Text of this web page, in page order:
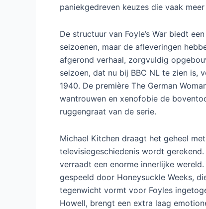
paniekgedreven keuzes die vaak
De structuur van Foyle’s War biedt
seizoenen, maar de afleveringen
afgerond verhaal, zorgvuldig
seizoen, dat nu bij BBC NL te zien is,
1940. De première The German
wantrouwen en xenofobie de
ruggengraat van de serie.
Michael Kitchen draagt het geheel
televisiegeschiedenis wordt
verraadt een enorme innerlijke
gespeeld door Honeysuckle Weeks,
tegenwicht vormt voor Foyles
Howell, brengt een extra laag